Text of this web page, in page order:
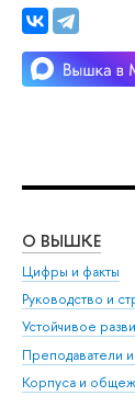
О ВЫШКЕ
Цифры и факты
Руководство и
Устойчивое
Преподаватели
Корпуса и